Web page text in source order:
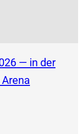
— in der